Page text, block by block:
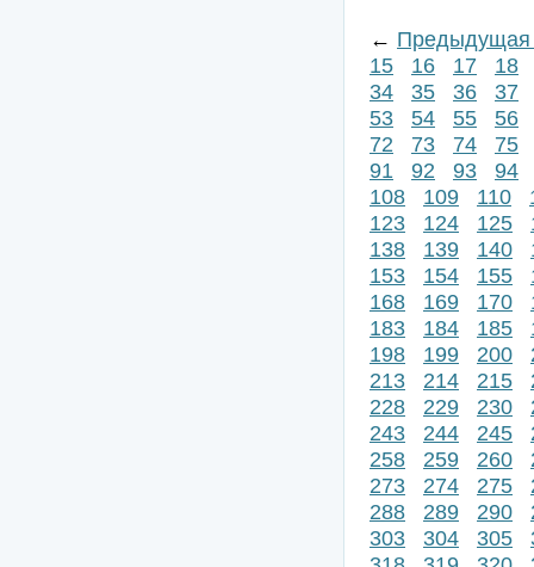
← Предыдущая
15
16 17
18
34
35 36
37
53
54 55
56
72
73 74
75
91
92 93
94
108
109 110
123
124 125
138
139 140
153
154 155
168
169 170
183
184 185
198
199 200
213
214 215
228
229 230
243
244 245
258
259 260
273
274 275
288
289 290
303
304 305